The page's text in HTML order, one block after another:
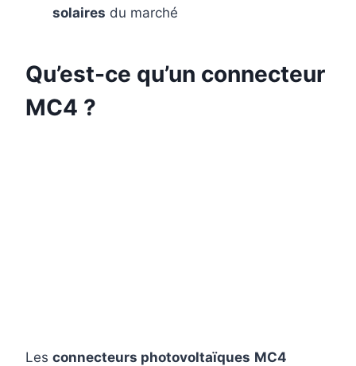
solaires du marché
Qu’est-ce qu’un connecteur
MC4 ?
Les connecteurs photovoltaïques MC4